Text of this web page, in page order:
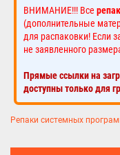
ВНИМАНИЕ!!! Все
(дополнительные
для распаковки! Если
не заявленного
Прямые ссылки на
доступны только для
Репаки системных